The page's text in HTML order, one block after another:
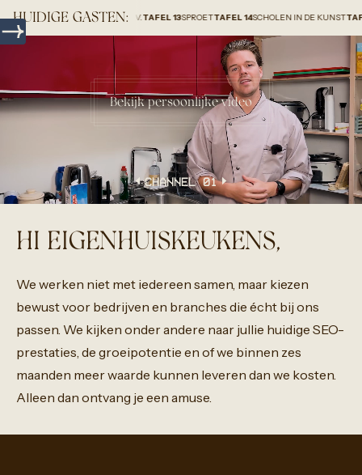
HUIDIGE GASTEN:
GROUP HOLLAND B.V.TAFEL 13SPROETTAFEL 14SCHOLEN IN DE KUNST TAFEL 15
Bekijk persoonlijke video
CHANNEL 01
HI EIGENHUISKEUKENS,
We werken niet met iedereen samen, maar kiezen
bewustvoor bedrijven en branches die écht bij ons
passen. We kijken onderandere naar jullie huidige SEO-
prestaties, de groeipotentie en ofwe binnen zes
maanden meerwaarde kunnen leveren dan we kosten.
Alleen dan ontvang je een amuse.